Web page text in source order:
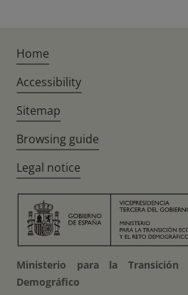
Home
Accessibility
Sitemap
Browsing guide
Legal notice
Ministerio para la
Demográfico